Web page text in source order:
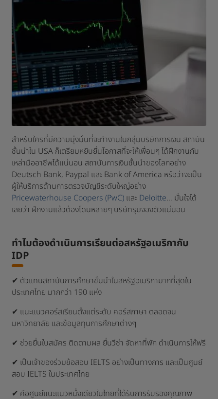
สำหรับใครที่มีความมุ่งมั่นที่จะทำงานในกลุ่มบริษัทการเงิน สถาบัน
ชั้นนำใน USA ก็เตรียมหยิบยื่นโอกาสที่จะให้เพื่อนๆ ได้ฝึกงานกับ
เหล่ามืออาชีพได้แน่นอน สถาบันการเงินชั้นนำของโลกอย่าง
Deutsch Bank, Paypal และ Bank of America หรือว่าจะเป็น
ผู้ให้บริการด้านการตรวจบัญชีระดับใหญ่อย่าง
Pricewaterhouse Coopers (PwC) และ Deloitte… มั่นใจได้
เลยว่า ฝึกงานแล้วต้องโดนหลายๆ บริษัทรุมจองตัวแน่นอน
ทำไมต้องดำเนินการเรียนต่อสหรัฐอเมริกากับ
IDP
✔ ตัวแทนสถาบันการศึกษาชั้นนำในสหรัฐอเมริกามากที่สุดใน
ประเทศไทย มากกว่า 190 แห่ง
✔ แนะแนวคอร์สเรียนตั้งแต่ระดับ คอร์สภาษา ตลอดจน
มหาวิทยาลัย และข้อมูลทุนการศึกษาต่างๆ
✔ ช่วยยื่นใบสมัคร ติดตามผล ยื่นวีซ่า จัดหาที่พัก ดำเนินการให้ฟรี
✔ เป็นเจ้าของร่วมข้อสอบ IELTS อย่างเป็นทางการ และเป็นศูนย์
สอบ IELTS ในประเทศไทย
✔ คือศูนย์แนะแนวหนึ่งเดียวในไทยที่ได้รับการรับรองคุณภาพ